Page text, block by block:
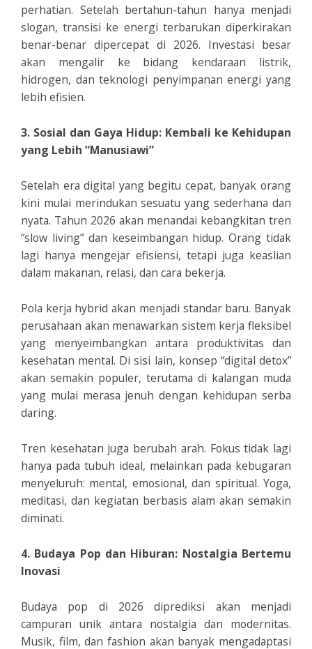
perhatian. Setelah bertahun-tahun hanya menjadi
slogan, transisi ke energi terbarukan diperkirakan
benar-benar dipercepat di 2026. Investasi besar
akan mengalir ke bidang kendaraan listrik,
hidrogen, dan teknologi penyimpanan energi yang
lebih efisien.
3. Sosial dan Gaya Hidup: Kembali ke Kehidupan
yang Lebih “Manusiawi”
Setelah era digital yang begitu cepat, banyak orang
kini mulai merindukan sesuatu yang sederhana dan
nyata. Tahun 2026 akan menandai kebangkitan tren
“slow living” dan keseimbangan hidup. Orang tidak
lagi hanya mengejar efisiensi, tetapi juga keaslian
dalam makanan, relasi, dan cara bekerja.
Pola kerja hybrid akan menjadi standar baru. Banyak
perusahaan akan menawarkan sistem kerja fleksibel
yang menyeimbangkan antara produktivitas dan
kesehatan mental. Di sisi lain, konsep “digital detox”
akan semakin populer, terutama di kalangan muda
yang mulai merasa jenuh dengan kehidupan serba
daring.
Tren kesehatan juga berubah arah. Fokus tidak lagi
hanya pada tubuh ideal, melainkan pada kebugaran
menyeluruh: mental, emosional, dan spiritual. Yoga,
meditasi, dan kegiatan berbasis alam akan semakin
diminati.
4. Budaya Pop dan Hiburan: Nostalgia Bertemu
Inovasi
Budaya pop di 2026 diprediksi akan menjadi
campuran unik antara nostalgia dan modernitas.
Musik, film, dan fashion akan banyak mengadaptasi